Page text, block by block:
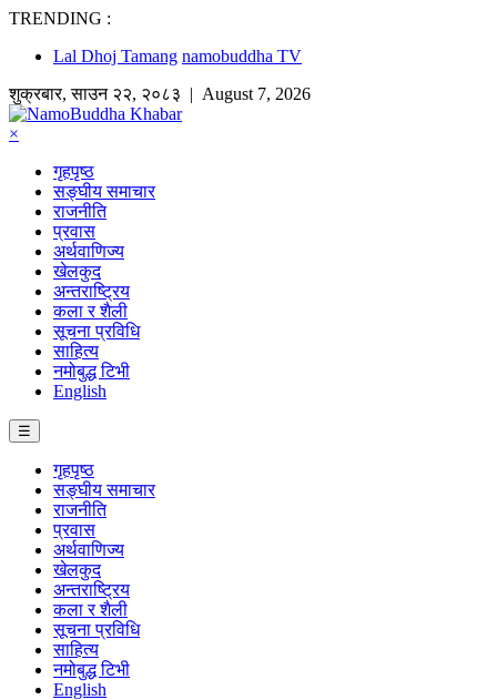
TRENDING :
Lal Dhoj Tamang namobuddha TV
शुक्रबार,साउन २२, २०८३ | August 7, 2026
×
गृहपृष्ठ
सङ्घीय समाचार
राजनीति
प्रवास
अर्थवाणिज्य
खेलकुद
अन्तराष्ट्रिय
कला र शैली
सूचना प्रविधि
साहित्य
नमोबुद्ध टिभी
English
☰
गृहपृष्ठ
सङ्घीय समाचार
राजनीति
प्रवास
अर्थवाणिज्य
खेलकुद
अन्तराष्ट्रिय
कला र शैली
सूचना प्रविधि
साहित्य
नमोबुद्ध टिभी
English